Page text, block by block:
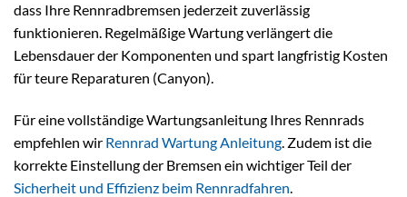
dass Ihre Rennradbremsen jederzeit zuverlässig
funktionieren. Regelmäßige Wartung verlängert die
Lebensdauer der Komponenten und spart langfristig Kosten
für teure Reparaturen (Canyon).
Für eine vollständige Wartungsanleitung Ihres Rennrads
empfehlen wir Rennrad Wartung Anleitung. Zudem ist die
korrekte Einstellung der Bremsen ein wichtiger Teil der
Sicherheit und Effizienz beim Rennradfahren.